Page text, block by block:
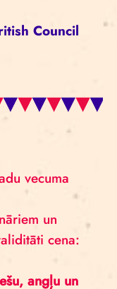
Council
vecuma
un
cena:
angļu un